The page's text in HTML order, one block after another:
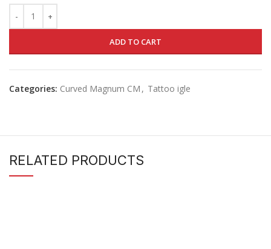
ADD TO CART
Categories: Curved Magnum CM , Tattoo igle
RELATED PRODUCTS